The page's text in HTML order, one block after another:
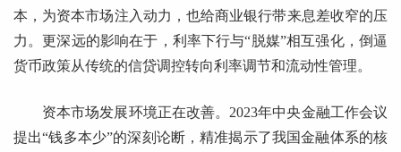
本，为资本市场注入动力，也给商业银行带来息差收窄的压
力。更深远的影响在于，利率下行与“脱媒”相互强化，倒逼
货币政策从传统的信贷调控转向利率调节和流动性管理。
资本市场发展环境正在改善。2023年中央金融工作会议
提出“钱多本少”的深刻论断，精准揭示了我国金融体系的核